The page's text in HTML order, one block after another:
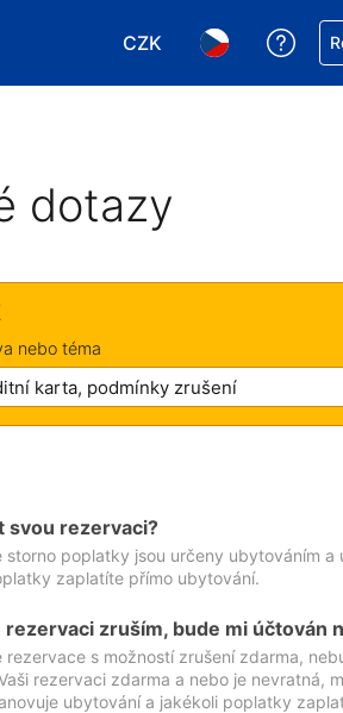
CZK
Vyberte si měnu.
Vyberte si
dotazy
nebo téma
svou rezervaci?
storno poplatky jsou určeny ubytováním
zaplatíte přímo ubytování.
rezervaci zruším, bude mi účtován
rezervace s možností zrušení zdarma,
rezervaci zdarma a nebo je nevratná,
ubytování a jakékoli poplatky